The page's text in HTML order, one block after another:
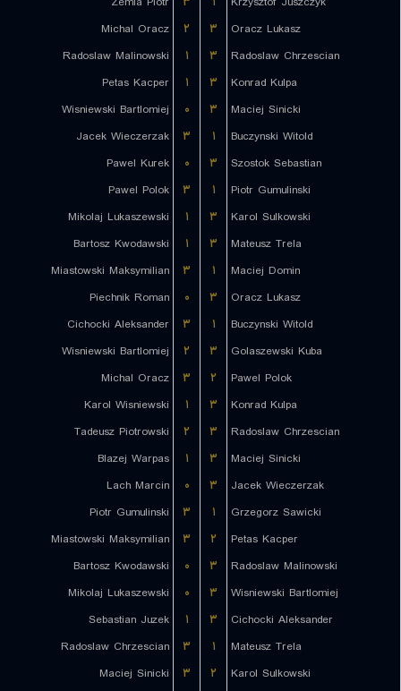
Michal Oracz
۲ ۳
Oracz Lukasz
Radoslaw Malinowski
۱ ۳
Radoslaw Chrzescian
Petas Kacper
۱ ۳
Konrad Kulpa
Wisniewski Bartlomiej
۰ ۳
Maciej Sinicki
Jacek Wieczerzak
۳ ۱
Buczynski Witold
Pawel Kurek
۰ ۳
Szostok Sebastian
Pawel Polok
۳ ۱
Piotr Gumulinski
Mikolaj Lukaszewski
۱ ۳
Karol Sulkowski
Bartosz Kwodawski
۱ ۳
Mateusz Trela
Miastowski Maksymilian
۳ ۱
Maciej Domin
Piechnik Roman
۰ ۳
Oracz Lukasz
Cichocki Aleksander
۳ ۱
Buczynski Witold
Wisniewski Bartlomiej
۲ ۳
Golaszewski Kuba
Michal Oracz
۳ ۲
Pawel Polok
Karol Wisniewski
۱ ۳
Konrad Kulpa
Tadeusz Piotrowski
۲ ۳
Radoslaw Chrzescian
Blazej Warpas
۱ ۳
Maciej Sinicki
Lach Marcin
۰ ۳
Jacek Wieczerzak
Piotr Gumulinski
۳ ۱
Grzegorz Sawicki
Miastowski Maksymilian
۳ ۲
Petas Kacper
Bartosz Kwodawski
۰ ۳
Radoslaw Malinowski
Mikolaj Lukaszewski
۰ ۳
Wisniewski Bartlomiej
Sebastian Juzek
۱ ۳
Cichocki Aleksander
Radoslaw Chrzescian
۳ ۱
Mateusz Trela
Maciej Sinicki
۳ ۲
Karol Sulkowski